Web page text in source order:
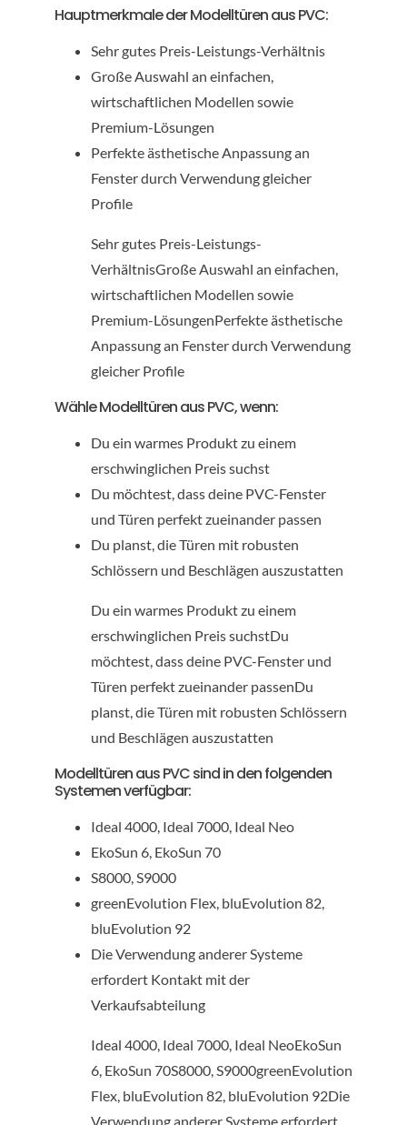
Hauptmerkmale der Modelltüren aus PVC:
Sehr gutes Preis-Leistungs-Verhältnis
Große Auswahl an einfachen,
wirtschaftlichen Modellen sowie
Premium-Lösungen
Perfekte ästhetische Anpassung an
Fenster durch Verwendung gleicher
Profile
Sehr gutes Preis-Leistungs-
VerhältnisGroße Auswahl an einfachen,
wirtschaftlichen Modellen sowie
Premium-LösungenPerfekte ästhetische
Anpassung an Fenster durch Verwendung
gleicher Profile
Wähle Modelltüren aus PVC, wenn:
Du ein warmes Produkt zu einem
erschwinglichen Preis suchst
Du möchtest, dass deine PVC-Fenster
und Türen perfekt zueinander passen
Du planst, die Türen mit robusten
Schlössern und Beschlägen auszustatten
Du ein warmes Produkt zu einem
erschwinglichen Preis suchstDu
möchtest, dass deine PVC-Fenster und
Türen perfekt zueinander passenDu
planst, die Türen mit robusten Schlössern
und Beschlägen auszustatten
Modelltüren aus PVC sind in den folgenden
Systemen verfügbar:
Ideal 4000, Ideal 7000, Ideal Neo
EkoSun 6, EkoSun 70
S8000, S9000
greenEvolution Flex, bluEvolution 82,
bluEvolution 92
Die Verwendung anderer Systeme
erfordert Kontakt mit der
Verkaufsabteilung
Ideal 4000, Ideal 7000, Ideal NeoEkoSun
6, EkoSun 70S8000, S9000greenEvolution
Flex, bluEvolution 82, bluEvolution 92Die
Verwendung anderer Systeme erfordert